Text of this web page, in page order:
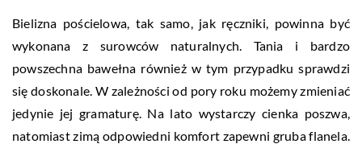
Bielizna pościelowa, tak samo, jak ręczniki, powinna być
wykonana z surowców naturalnych. Tania i bardzo
powszechna bawełna również w tym przypadku sprawdzi
się doskonale. W zależności od pory roku możemy zmieniać
jedynie jej gramaturę. Na lato wystarczy cienka poszwa,
natomiast zimą odpowiedni komfort zapewni gruba flanela.